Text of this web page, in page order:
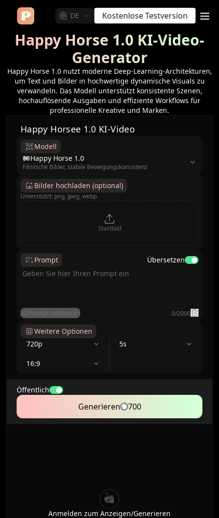
DE Kostenlose Testversion
Happy Horse 1.0 KI-Video-
Generator
Happy Horse 1.0 nutzt moderne Deep-Learning-Architekturen,
um Text und Bilder in hochwertige dynamische Visuals zu
verwandeln. Das Modell unterstützt konsistente Szenen,
hochauflösende Ausgaben und effiziente Workflows für
professionelle Kreative und Marken.
Happy Horsee 1.0 KI-Video
Modell
model
Happy Horse 1.0
Filmische Bilder, stabile Bewegungskonsistenz
Bilder hochladen (optional)
Unterstützt: png, jpeg, webp
Startbild
Prompt Übersetzen
Prompt optimieren 0/2000
Weitere Optionen
720p
5s
16:9
Öffentlich
Generieren 700
Anmelden zum Anzeigen/Generieren